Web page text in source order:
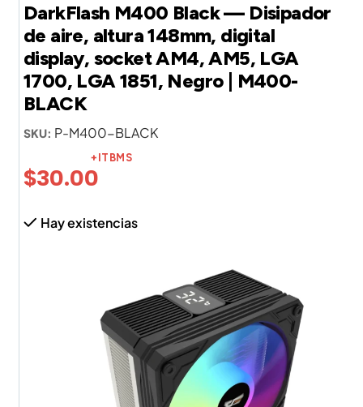
DarkFlash M400 Black — Disipador
de aire, altura 148mm, digital
display, socket AM4, AM5, LGA
1700, LGA 1851, Negro | M400-
BLACK
SKU: P-M400-BLACK
$30.00
+ITBMS
Hay existencias